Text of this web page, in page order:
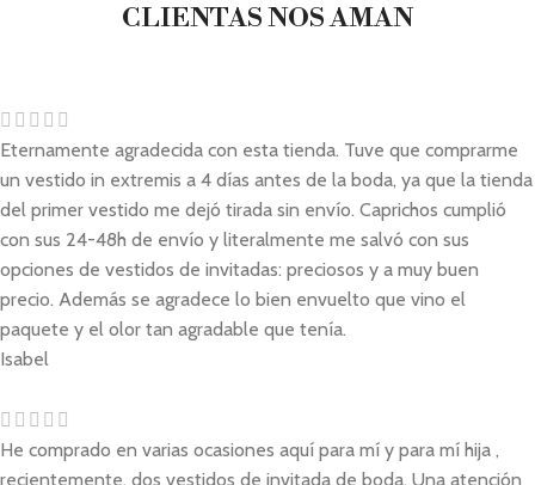
CLIENTAS NOS AMAN
Eternamente agradecida con esta tienda. Tuve que comprarme
un vestido in extremis a 4 días antes de la boda, ya que la tienda
del primer vestido me dejó tirada sin envío. Caprichos cumplió
con sus 24-48h de envío y literalmente me salvó con sus
opciones de vestidos de invitadas: preciosos y a muy buen
precio. Además se agradece lo bien envuelto que vino el
paquete y el olor tan agradable que tenía.
Isabel
He comprado en varias ocasiones aquí para mí y para mí hija ,
recientemente, dos vestidos de invitada de boda. Una atención